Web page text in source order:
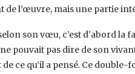
l’œuvre, mais une partie
son vœu, c’est d’abord la
pouvait pas ‎dire de son
ce qu’il a pensé. Ce